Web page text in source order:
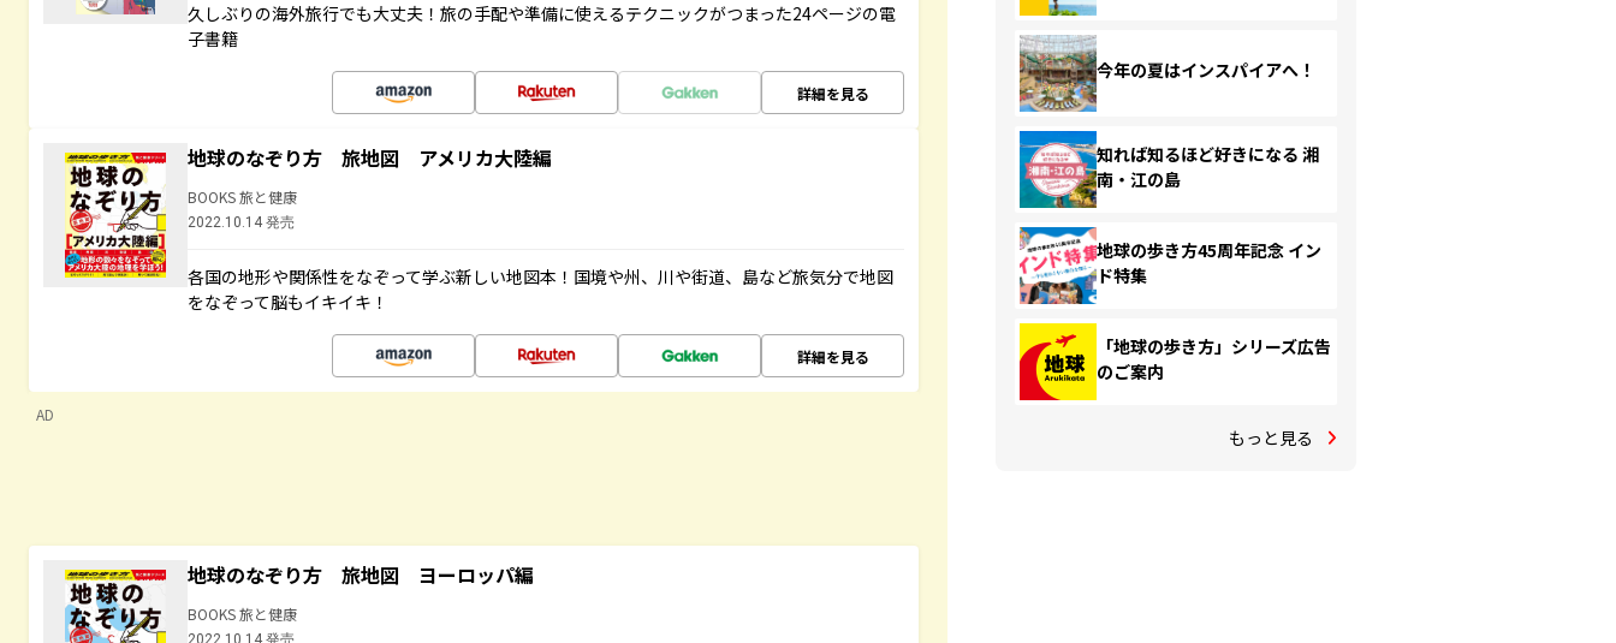
久しぶりの海外旅行でも大丈夫！旅の手配や準備に使えるテクニックがつまった24ページの電
子書籍
詳細を見る
地球のなぞり方 旅地図 アメリカ大陸編
BOOKS 旅と健康
2022.10.14 発売
各国の地形や関係性をなぞって学ぶ新しい地図本！国境や州、川や街道、島など旅気分で地図
をなぞって脳もイキイキ！
詳細を見る
AD
地球のなぞり方 旅地図 ヨーロッパ編
BOOKS 旅と健康
2022.10.14 発売
今年の夏はインスパイアへ！
知れば知るほど好きになる 湘
南・江の島
地球の歩き方45周年記念 イン
ド特集
「地球の歩き方」シリーズ広告
のご案内
もっと見る